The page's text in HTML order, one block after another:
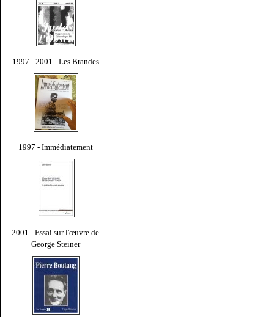
1997 - 2001 - Les Brandes
1997 - Immédiatement
2001 - Essai sur l'œuvre de
George Steiner